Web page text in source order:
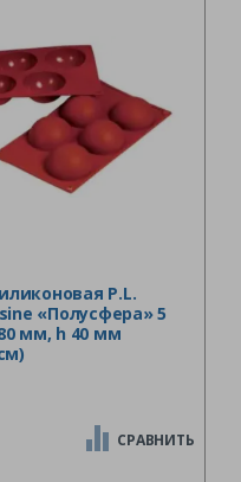
P.L.
«Полусфера» 5
мм, h 40 мм
СРАВНИТЬ